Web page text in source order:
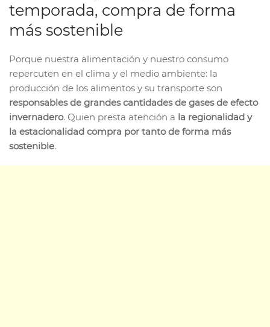
temporada, compra de forma
más sostenible
Porque nuestra alimentación y nuestro consumo
repercuten en el clima y el medio ambiente: la
producción de los alimentos y su transporte son
responsables de grandes cantidades de gases de efecto
invernadero. Quien presta atención a la regionalidad y
la estacionalidad compra por tanto de forma más
sostenible.